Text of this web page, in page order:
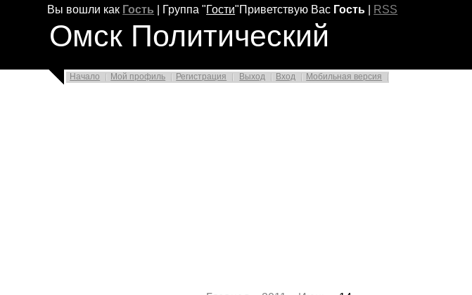
Вы вошли как Гость Группа "Гости"Приветствую Вас Гость RSS
Омск Политический
Начало Мой профиль Регистрация Выход Вход Мобильная версия